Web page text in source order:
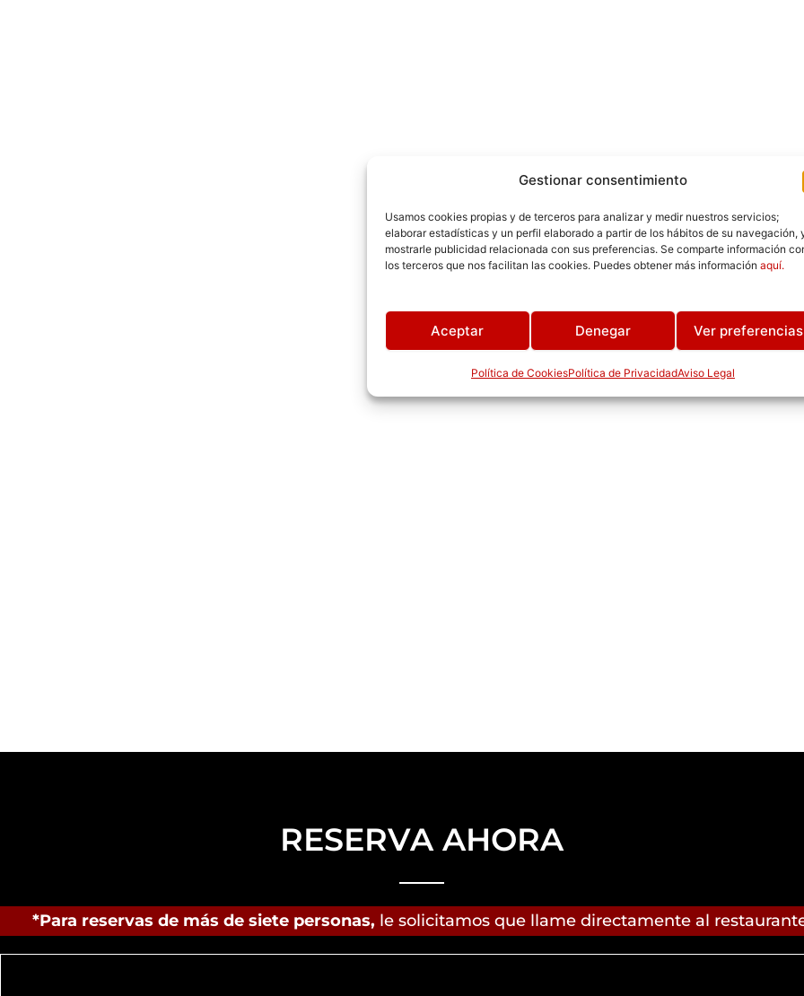
Gestionar consentimiento
Usamos cookies propias y de terceros para analizar y medir nuestros servicios;
elaborar estadísticas y un perfil elaborado a partir de los hábitos de su navegación,
mostrarle publicidad relacionada con sus preferencias. Se comparte información
los terceros que nos facilitan las cookies. Puedes obtener más información aquí.
Aceptar Denegar Ver preferencias
Política de CookiesPolítica de PrivacidadAviso Legal
RESERVA AHORA
*Para reservas de más de siete personas, le solicitamos que llame directamente al